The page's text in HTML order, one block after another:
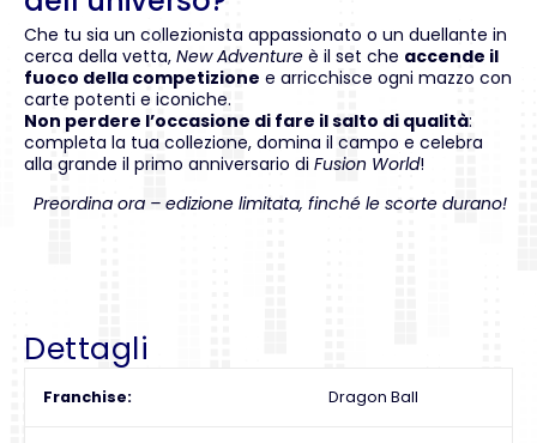
Che tu sia un collezionista appassionato o un duellante in
cerca della vetta, New Adventure è il set che accende il
fuoco della competizione e arricchisce ogni mazzo con
carte potenti e iconiche.
Non perdere l’occasione di fare il salto di qualità:
completa la tua collezione, domina il campo e celebra
alla grande il primo anniversario di Fusion World!
Preordina ora – edizione limitata, finché le scorte durano!
Dettagli
Franchise Dragon Ball